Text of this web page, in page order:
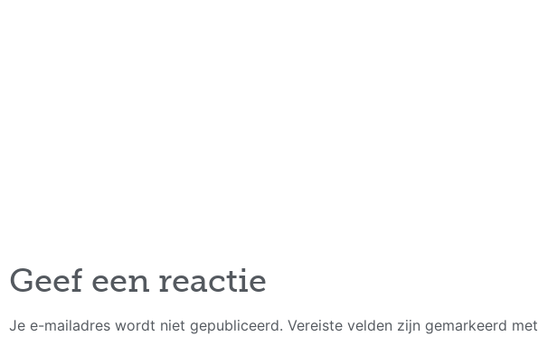
Geef een reactie
Je e-mailadres wordt niet gepubliceerd. Vereiste velden zijn gemarkeerd met